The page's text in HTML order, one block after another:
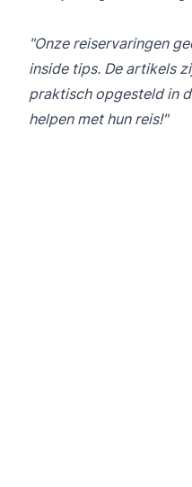
"Onze reiservaringen
inside tips. De artikels
praktisch opgesteld in
helpen met hun reis!"